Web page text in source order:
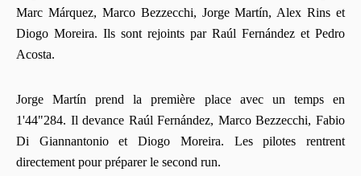
Marc Márquez, Marco Bezzecchi, Jorge Martín, Alex Rins et
Diogo Moreira. Ils sont rejoints par Raúl Fernández et Pedro
Acosta.
Jorge Martín prend la première place avec un temps en
1'44"284. Il devance Raúl Fernández, Marco Bezzecchi, Fabio
Di Giannantonio et Diogo Moreira. Les pilotes rentrent
directement pour préparer le second run.